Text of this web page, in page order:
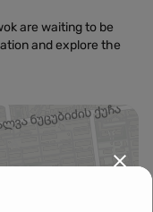
are waiting to be
and explore the